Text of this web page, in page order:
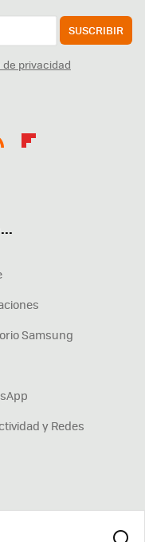
SUSCRIBIR
privacidad
Samsung
y Redes